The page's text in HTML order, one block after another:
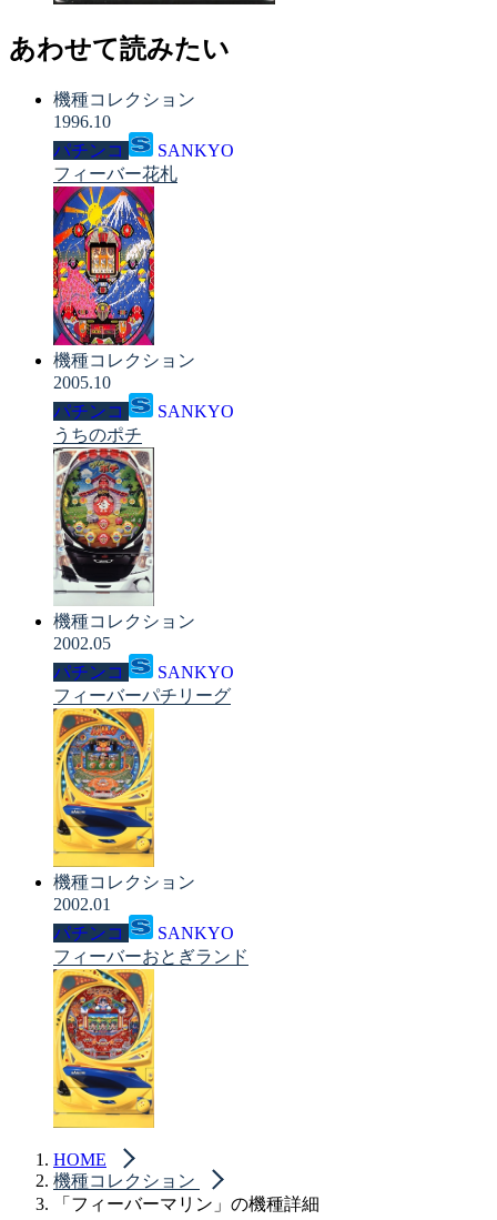
あわせて読みたい
機種コレクション
1996.10
パチンコ
SANKYO
フィーバー花札
機種コレクション
2005.10
パチンコ
SANKYO
うちのポチ
機種コレクション
2002.05
パチンコ
SANKYO
フィーバーパチリーグ
機種コレクション
2002.01
パチンコ
SANKYO
フィーバーおとぎランド
HOME
機種コレクション
「フィーバーマリン」の機種詳細